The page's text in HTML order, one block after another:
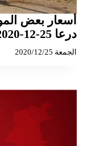
أسعار بعض
درعا 25-12-2020
الجمعة 2020/12/25